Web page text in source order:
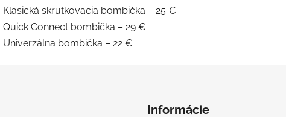
Klasická skrutkovacia bombička – 25 €
Quick Connect bombička – 29 €
Univerzálna bombička – 22 €
Informácie